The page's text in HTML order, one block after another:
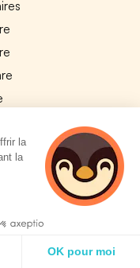
connectés
la
la
OK pour moi
2 personnes
consultent
actuellement cette